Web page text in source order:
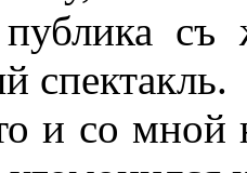
съ
спектакль.
и со мной